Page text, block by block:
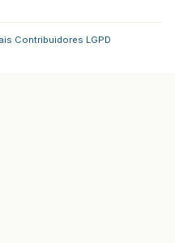
Contribuidores LGPD